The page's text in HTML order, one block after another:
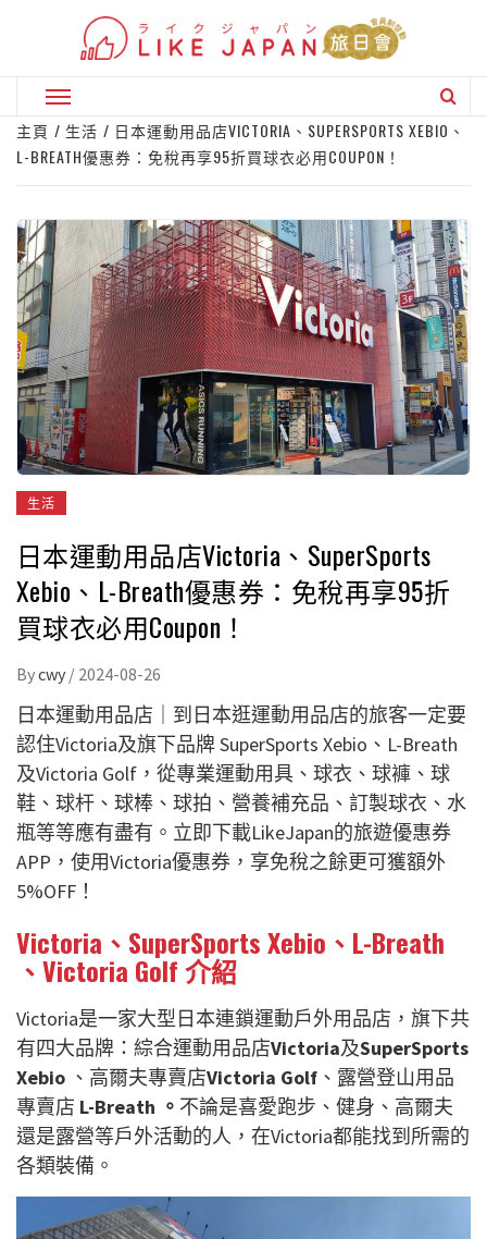
Primary
Menu
主頁 生活
日本運動用品店VICTORIA、SUPERSPORTS XEBIO、
L-BREATH優惠券：免稅再享95折買球衣必用COUPON！
生活
日本運動用品店Victoria、SuperSports
Xebio、L-Breath優惠券：免稅再享95折
買球衣必用Coupon！
Bycwy / 2024-08-26
日本運動用品店｜到日本逛運動用品店的旅客一定要
認住Victoria及旗下品牌 SuperSports Xebio、L-Breath
及Victoria Golf，從專業運動用具、球衣、球褲、球
鞋、球杆、球棒、球拍、營養補充品、訂製球衣、水
瓶等等應有盡有。立即下載LikeJapan的旅遊優惠券
APP，使用Victoria優惠券，享免稅之餘更可獲額外
5%OFF！
Victoria、SuperSports Xebio、L-Breath
、Victoria Golf介紹
Victoria是一家大型日本連鎖運動戶外用品店，旗下共
有四大品牌：綜合運動用品店Victoria及SuperSports
Xebio 、高爾夫專賣店Victoria Golf 、露營登山用品
專賣店 L-Breath 。 不論是喜愛跑步、健身、高爾夫
還是露營等戶外活動的人，在Victoria都能找到所需的
各類裝備。